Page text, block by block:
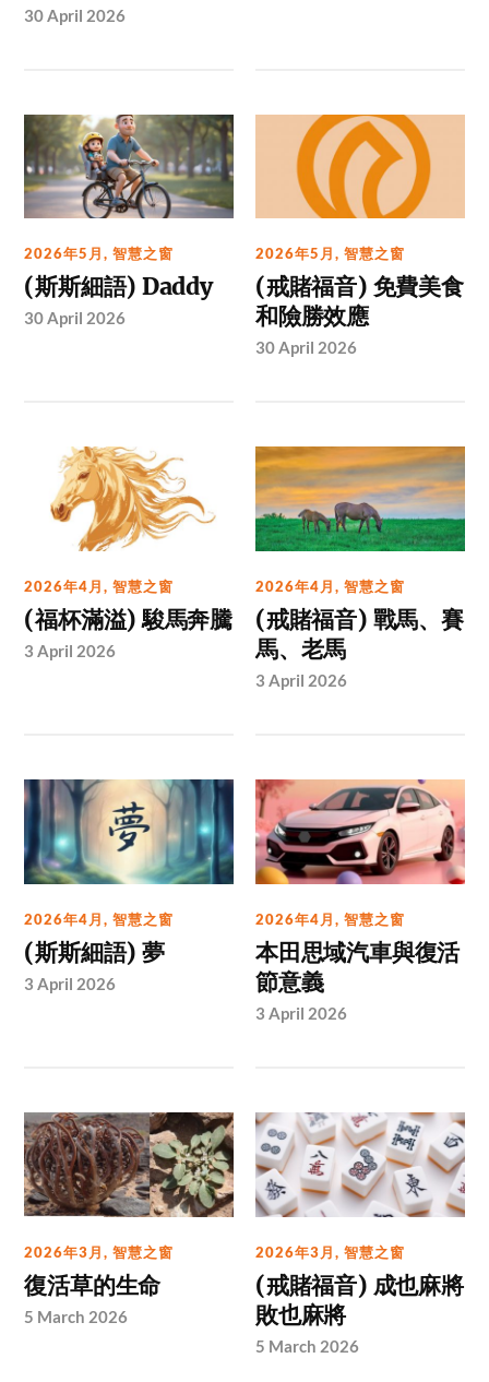
30 April 2026
2026年5月,智慧之窗
(斯斯細語) Daddy
30 April 2026
2026年5月,智慧之窗
(戒賭福音) 免費美食
和險勝效應
30 April 2026
2026年4月,智慧之窗
(福杯滿溢) 駿馬奔騰
3 April 2026
2026年4月,智慧之窗
(戒賭福音) 戰馬、賽
馬、老馬
3 April 2026
2026年4月,智慧之窗
(斯斯細語) 夢
3 April 2026
2026年4月,智慧之窗
本田思域汽車與復活
節意義
3 April 2026
2026年3月,智慧之窗
復活草的生命
5 March 2026
2026年3月,智慧之窗
(戒賭福音) 成也麻將
敗也麻將
5 March 2026